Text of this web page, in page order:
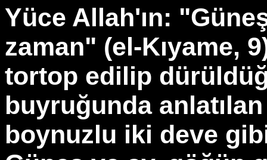
Yüce Allah'ın:
zaman" (el-Kıyame,
tortop edilip
buyruğunda
boynuzlu iki deve gibi